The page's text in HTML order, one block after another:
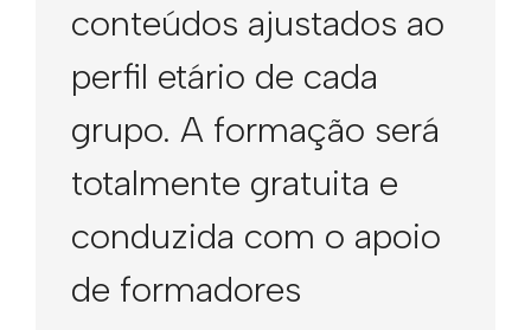
conteúdos ajustados ao
perfil etário de cada
grupo. A formação será
totalmente gratuita e
conduzida com o apoio
de formadores